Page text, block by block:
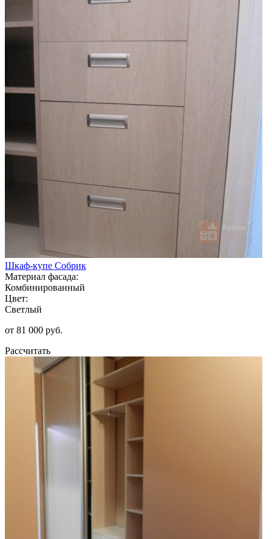
Шкаф-купе Собрик
Материал фасада:
Комбинированный
Цвет:
Светлый
от 81 000 руб.
Рассчитать